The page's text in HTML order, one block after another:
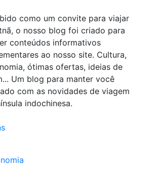
como um convite para viajar
o nosso blog foi criado para
conteúdos informativos
ao nosso site. Cultura,
ótimas ofertas, ideias de
Um blog para manter você
com as novidades de viagem
indochinesa.